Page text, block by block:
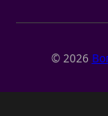
© 2026